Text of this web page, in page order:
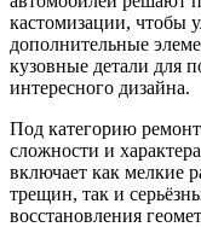
кастомизации, чтобы
дополнительные
кузовные детали для
интересного дизайна.
Под категорию
сложности и
включает как мелкие
трещин, так и
восстановления